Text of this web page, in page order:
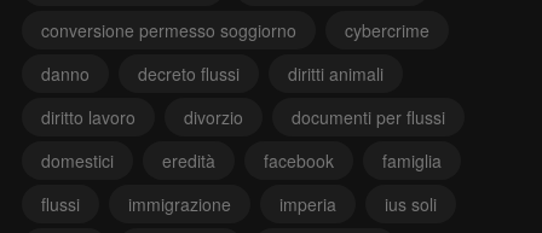
conversione permesso soggiorno
cybercrime
danno
decreto flussi
diritti animali
diritto lavoro
divorzio
documenti per flussi
domestici
eredità facebook
famiglia
flussi
immigrazione imperia
ius soli